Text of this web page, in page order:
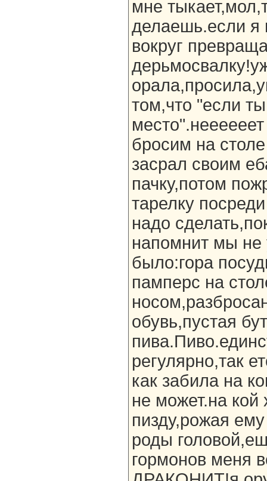
мне
делаешь.если я
вокруг
том,что "если
бросим на
засрал своим
пачку,потом
тарелку
надо
напомнит мы не
было:гора
памперс на
обувь,пустая
регулярно,так
как забила на
не может.на кой
пизду,рожая
роды
гормонов меня